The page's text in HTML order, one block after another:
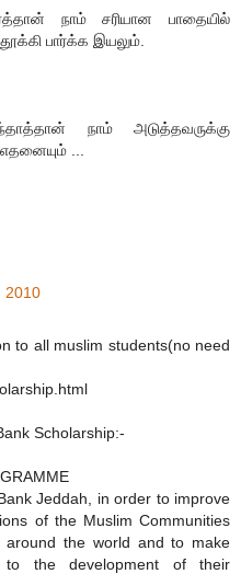
நாம் சரியான பாதையில்
பார்க்க இயலும்.
நாம் அடுத்தவருக்கு
...
2010
to all muslim students(no need
Scholarship:-
Jeddah, in order to improve
of the Muslim Communities
around the world and to make
to the development of their